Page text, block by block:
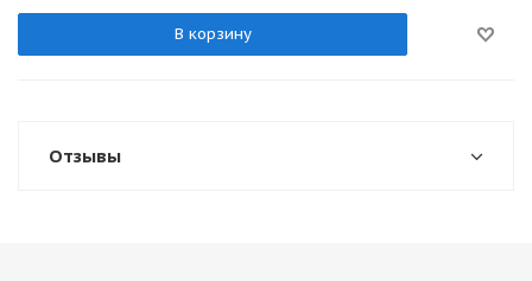
В корзину
Отзывы